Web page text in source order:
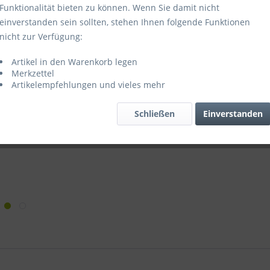
Merken
Funktionalität bieten zu können. Wenn Sie damit nicht
einverstanden sein sollten, stehen Ihnen folgende Funktionen
nicht zur Verfügung:
Artikel in den Warenkorb legen
Merkzettel
Artikelempfehlungen und vieles mehr
Einverstanden
Schließen